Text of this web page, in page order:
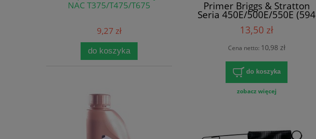
NAC T375/T475/T675
9,27 zł
do koszyka
Primer Briggs & Stratton
Seria 450E/500E/550E (594
13,50 zł
Cena netto: 10,98 zł
do koszyka
zobacz więcej